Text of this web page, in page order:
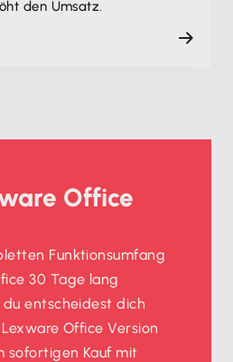
den Umsatz.
Office
Funktionsumfang
30 Tage lang
du entscheidest dich
Office Version
sofortigen Kauf mit